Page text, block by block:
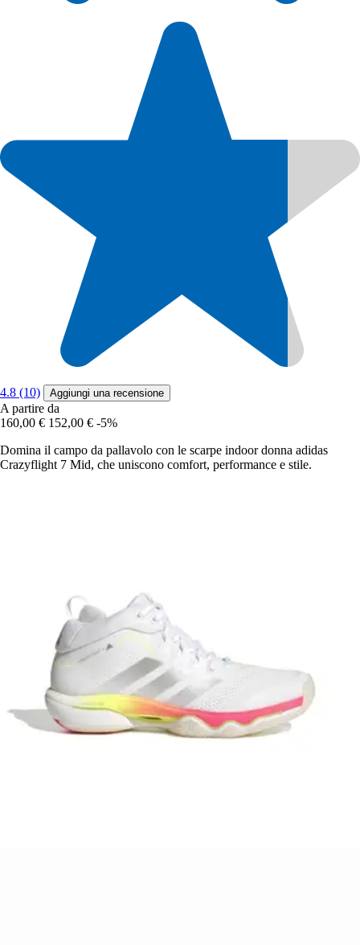
4.8 (10) Aggiungi una recensione
A partire da
160,00 € 152,00 € -5%
Domina il campo da pallavolo con le scarpe indoor donna adidas
Crazyflight 7 Mid, che uniscono comfort, performance e stile.